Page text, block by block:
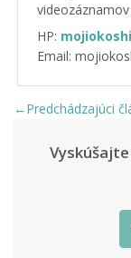
HP:
Email:
←Predchádzajúci